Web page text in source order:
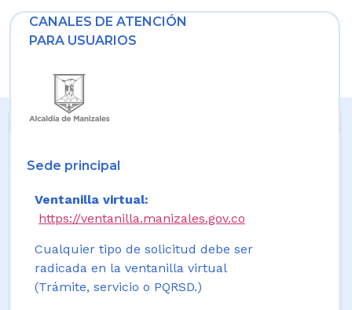
CANALES DE ATENCIÓN
PARA USUARIOS
Sede principal
Ventanilla virtual:
https://ventanilla.manizales.gov.co
Cualquier tipo de solicitud debe ser
radicada en la ventanilla virtual
(Trámite, servicio o PQRSD.)